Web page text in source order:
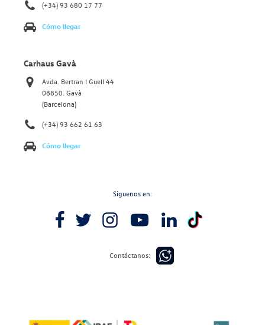
(+34) 93 680 17 77
Cómo llegar
Carhaus Gavà
Avda. Bertran I Guell 44
08850. Gavà
(Barcelona)
(+34) 93 662 61 63
Cómo llegar
Síguenos en:
Contáctanos: